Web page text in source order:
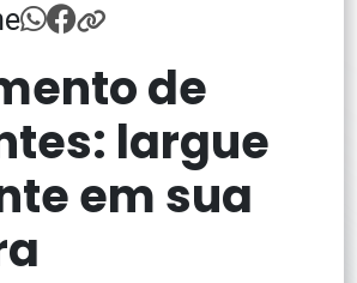
de
largue
em sua